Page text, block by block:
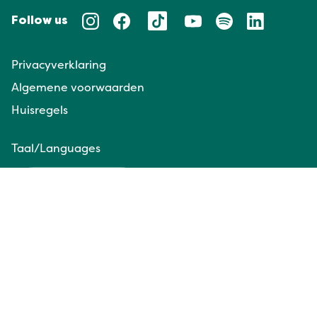
Follow us
Privacyverklaring
Algemene voorwaarden
Huisregels
Taal/Languages